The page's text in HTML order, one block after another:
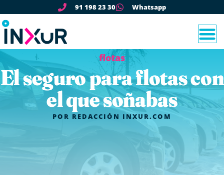
91 198 23 30 Whatsapp
flotas
El seguro para flotas con
el que soñabas
POR REDACCIÓN INXUR.COM